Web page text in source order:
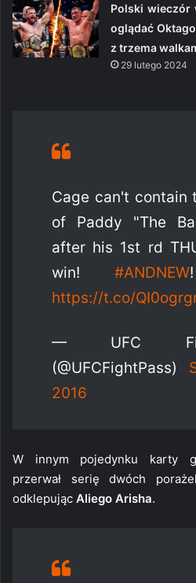
Polski wieczór
oglądać
z trzema
29 lutego 2024
Cage can't contain
of Paddy "The
after his 1st rd
win! #ANDNEW
https://t.co/
— UFC
(@UFCFightPass)
2016
W innym pojedynku karty
przerwał serię dwóch
odklepując Aliego Arisha.